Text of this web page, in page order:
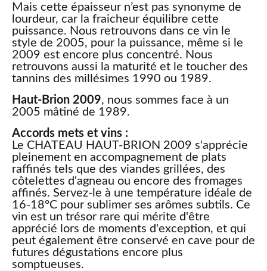
Mais cette épaisseur n’est pas synonyme de
lourdeur, car la fraicheur équilibre cette
puissance. Nous retrouvons dans ce vin le
style de 2005, pour la puissance, même si le
2009 est encore plus concentré. Nous
retrouvons aussi la maturité et le toucher des
tannins des millésimes 1990 ou 1989.
Haut-Brion 2009, nous sommes face à un
2005 mâtiné de 1989.
Accords mets et vins :
Le CHATEAU HAUT-BRION 2009 s'apprécie
pleinement en accompagnement de plats
raffinés tels que des viandes grillées, des
côtelettes d'agneau ou encore des fromages
affinés. Servez-le à une température idéale de
16-18°C pour sublimer ses arômes subtils. Ce
vin est un trésor rare qui mérite d'être
apprécié lors de moments d'exception, et qui
peut également être conservé en cave pour de
futures dégustations encore plus
somptueuses.